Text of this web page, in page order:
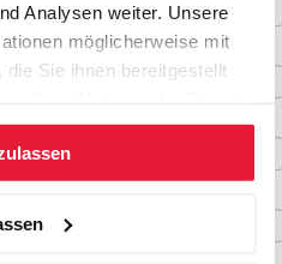
Analysen weiter. Unsere
möglicherweise mit
Sie ihnen bereitgestellt